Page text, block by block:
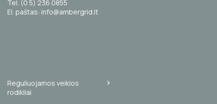
Tel. (0 5) 236 0855
El. paštas: info@ambergrid.lt
Reguliuojamos veiklos
rodikliai